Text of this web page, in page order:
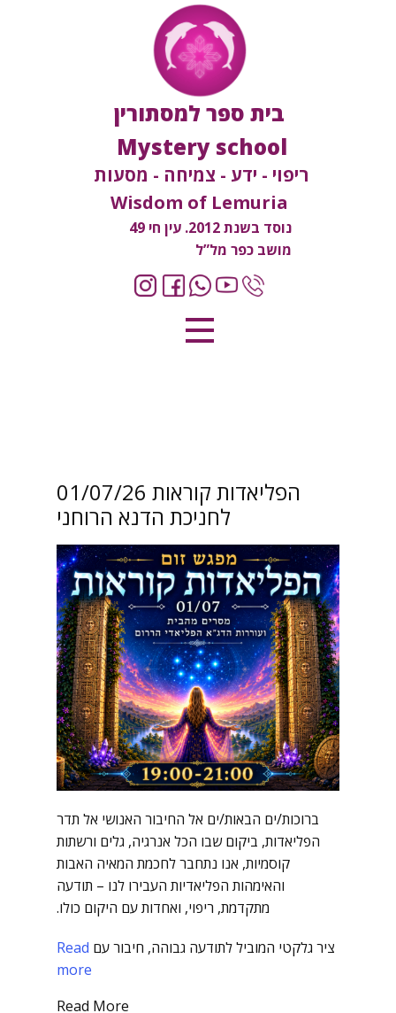
בית ספר למסתורין
Mystery school
ריפוי - ידע - צמיחה - מסעות
Wisdom of Lemuria
נוסד בשנת 2012. עין חי 49
מושב כפר מל”ל
01/07/26 הפליאדות קוראות
לחניכת הדנא הרוחני
ברוכות/ים הבאות/ים אל החיבור האנושי אל תדר
הפליאדות, ביקום שבו הכל אנרגיה, גלים ורשתות
קוסמיות, אנו נתחבר לחכמת המאיה האבות
והאימהות הפליאדיות העבירו לנו – תודעה
מתקדמת, ריפוי, ואחדות עם היקום כולו.
ציר גלקטי המוביל לתודעה גבוהה, חיבור עם Read
more
Read More